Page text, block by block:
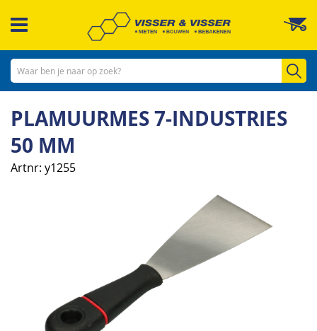
naar
inhoud
PLAMUURMES 7-INDUSTRIES
50 MM
Artnr y1255